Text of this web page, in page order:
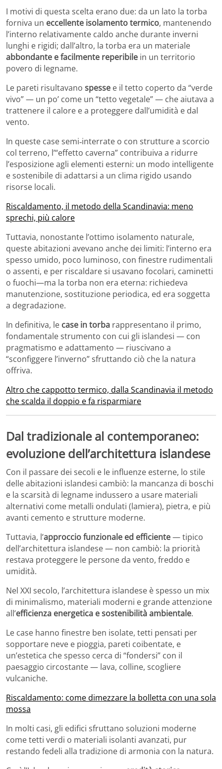
I motivi di questa scelta erano due: da un lato la torba
forniva un eccellente isolamento termico, mantenendo
l’interno relativamente caldo anche durante inverni
lunghi e rigidi; dall’altro, la torba era un materiale
abbondante e facilmente reperibile in un territorio
povero di legname.
Le pareti risultavano spesse e il tetto coperto da “verde
vivo” — un po’ come un “tetto vegetale” — che aiutava a
trattenere il calore e a proteggere dall’umidità e dal
vento.
In queste case semi‑interrate o con strutture a scorcio
col terreno, l’“effetto caverna” contribuiva a ridurre
l’esposizione agli elementi esterni: un modo intelligente
e sostenibile di adattarsi a un clima rigido usando
risorse locali.
Riscaldamento, il metodo della Scandinavia: meno
sprechi, più calore
Tuttavia, nonostante l’ottimo isolamento naturale,
queste abitazioni avevano anche dei limiti: l’interno era
spesso umido, poco luminoso, con finestre rudimentali
o assenti, e per riscaldare si usavano focolari, caminetti
o fuochi—ma la torba non era eterna: richiedeva
manutenzione, sostituzione periodica, ed era soggetta
a degradazione.
In definitiva, le case in torba rappresentano il primo,
fondamentale strumento con cui gli islandesi — con
pragmatismo e adattamento — riuscivano a
“sconfiggere l’inverno” sfruttando ciò che la natura
offriva.
Altro che cappotto termico, dalla Scandinavia il metodo
che scalda il doppio e fa risparmiare
Dal tradizionale al contemporaneo:
evoluzione dell’architettura islandese
Con il passare dei secoli e le influenze esterne, lo stile
delle abitazioni islandesi cambiò: la mancanza di boschi
e la scarsità di legname indussero a usare materiali
alternativi come metalli ondulati (lamiera), pietra, e più
avanti cemento e strutture moderne.
Tuttavia, l’approccio funzionale ed efficiente— tipico
dell’architettura islandese — non cambiò: la priorità
restava proteggere le persone da vento, freddo e
umidità.
Nel XXI secolo, l’architettura islandese è spesso un mix
di minimalismo, materiali moderni e grande attenzione
all’efficienza energetica e sostenibilità ambientale.
Le case hanno finestre ben isolate, tetti pensati per
sopportare neve e pioggia, pareti coibentate, e
un’estetica che spesso cerca di “fondersi” con il
paesaggio circostante — lava, colline, scogliere
vulcaniche.
Riscaldamento: come dimezzare la bolletta con una sola
mossa
In molti casi, gli edifici sfruttano soluzioni moderne
come tetti verdi o materiali isolanti avanzati, pur
restando fedeli alla tradizione di armonia con la natura.